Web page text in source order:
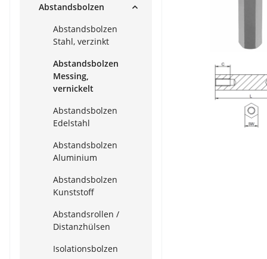
Abstandsbolzen
Abstandsbolzen
Stahl, verzinkt
Abstandsbolzen
Messing,
vernickelt
Abstandsbolzen
Edelstahl
Abstandsbolzen
Aluminium
Abstandsbolzen
Kunststoff
Abstandsrollen /
Distanzhülsen
Isolationsbolzen